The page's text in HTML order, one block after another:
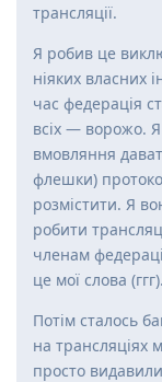
трансляції.
Я робив це
ніяких власних
час федерація
всіх — ворожо.
вмовляння
флешки)
розмістити. Я
робити
членам
це мої слова (ггг).
Потім сталось
на трансляціях
просто видавили